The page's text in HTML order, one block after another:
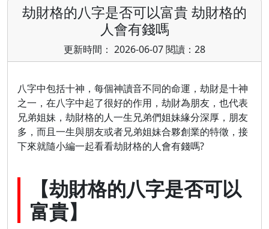
劫財格的八字是否可以富貴 劫財格的
人會有錢嗎
更新時間： 2026-06-07 閱讀：28
八字中包括十神，每個神讀音不同的命運，劫財是十神
之一，在八字中起了很好的作用，劫財為朋友，也代表
兄弟姐妹，劫財格的人一生兄弟們姐妹緣分深厚，朋友
多，而且一生與朋友或者兄弟姐妹合夥創業的特徵，接
下來就隨小編一起看看劫財格的人會有錢嗎?
【劫財格的八字是否可以
富貴】